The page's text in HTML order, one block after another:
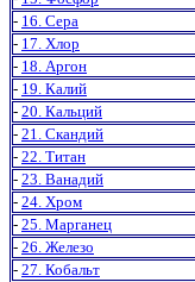
- 16. Сера
- 17. Хлор
- 18. Аргон
- 19. Калий
- 20. Кальций
- 21. Скандий
- 22. Титан
- 23. Ванадий
- 24. Хром
- 25. Марганец
- 26. Железо
- 27. Кобальт